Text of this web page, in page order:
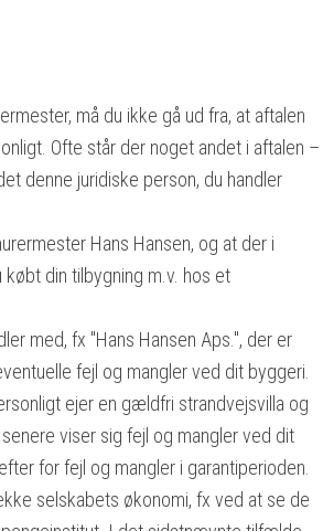
må du ikke gå ud fra, at aftalen
Ofte står der noget andet i aftalen –
denne juridiske person, du handler
Hans Hansen, og at der i
købt din tilbygning m.v. hos et
med, fx "Hans Hansen Aps.", der er
fejl og mangler ved dit byggeri.
ejer en gældfri strandvejsvilla og
viser sig fejl og mangler ved dit
for fejl og mangler i garantiperioden.
selskabets økonomi, fx ved at se de